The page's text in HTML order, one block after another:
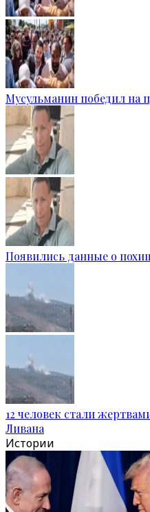
Мусульманин победил на
Появились данные о
12 человек стали
Ливана
Истории